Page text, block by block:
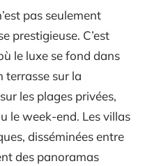
pas seulement
prestigieuse. C’est
le luxe se fond dans
terrasse sur la
les plages privées,
le week-end. Les villas
disséminées entre
des panoramas